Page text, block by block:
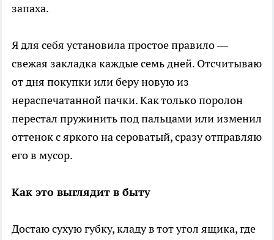
запаха.
Я для себя установила простое правило —
свежая закладка каждые семь дней. Отсчитываю
от дня покупки или беру новую из
нераспечатанной пачки. Как только поролон
перестал пружинить под пальцами или изменил
оттенок с яркого на сероватый, сразу отправляю
его в мусор.
Как это выглядит в быту
Достаю сухую губку, кладу в тот угол ящика, где